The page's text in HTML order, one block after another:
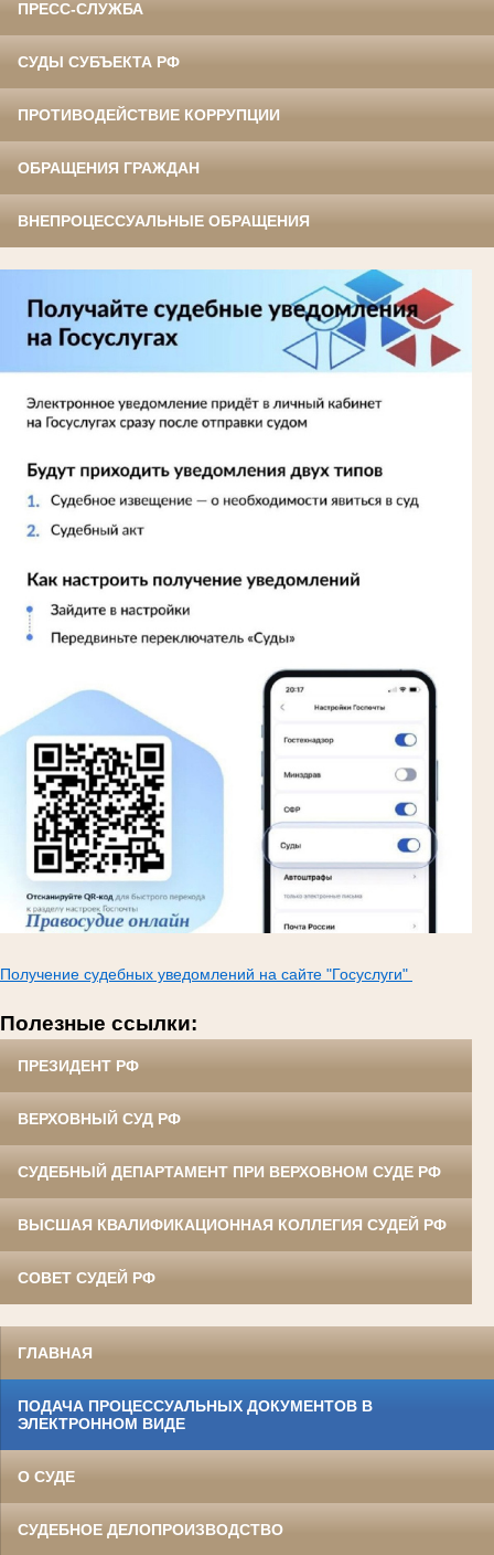
ПРЕСС-СЛУЖБА
СУДЫ СУБЪЕКТА РФ
ПРОТИВОДЕЙСТВИЕ КОРРУПЦИИ
ОБРАЩЕНИЯ ГРАЖДАН
ВНЕПРОЦЕССУАЛЬНЫЕ ОБРАЩЕНИЯ
Получение судебных уведомлений на сайте "Госуслуги"
Полезные ссылки:
ПРЕЗИДЕНТ РФ
ВЕРХОВНЫЙ СУД РФ
СУДЕБНЫЙ ДЕПАРТАМЕНТ ПРИ ВЕРХОВНОМ СУДЕ РФ
ВЫСШАЯ КВАЛИФИКАЦИОННАЯ КОЛЛЕГИЯ СУДЕЙ РФ
СОВЕТ СУДЕЙ РФ
ГЛАВНАЯ
ПОДАЧА ПРОЦЕССУАЛЬНЫХ ДОКУМЕНТОВ В
ЭЛЕКТРОННОМ ВИДЕ
О СУДЕ
СУДЕБНОЕ ДЕЛОПРОИЗВОДСТВО